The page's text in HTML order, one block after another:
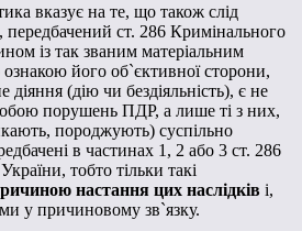
вказує на те, що також слід
ст. 286 Кримінального
із так званим матеріальним
його об`єктивної сторони,
(дію чи бездіяльність), є не
порушень ПДР, а лише ті з них,
породжують) суспільно
в частинах 1, 2 або 3 ст. 286
тобто тільки такі
настання цих наслідків і,
у причиновому зв`язку.